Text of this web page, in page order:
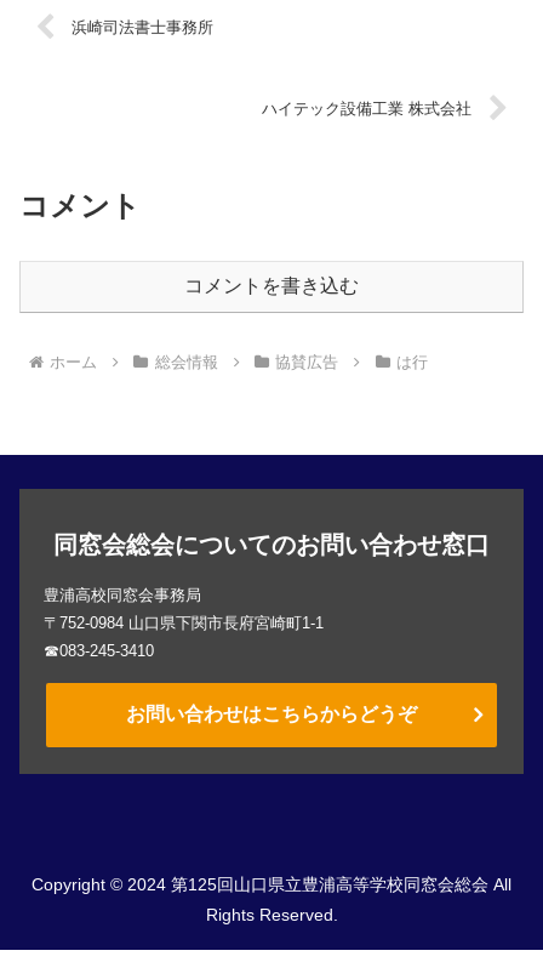
浜崎司法書士事務所
ハイテック設備工業 株式会社
コメント
コメントを書き込む
ホーム 総会情報 協賛広告 は行
同窓会総会についてのお問い合わせ窓口
豊浦高校同窓会事務局
〒752-0984 山口県下関市長府宮崎町1-1
☎083-245-3410
お問い合わせはこちらからどうぞ
Copyright © 2024 第125回山口県立豊浦高等学校同窓会総会 All
Rights Reserved.